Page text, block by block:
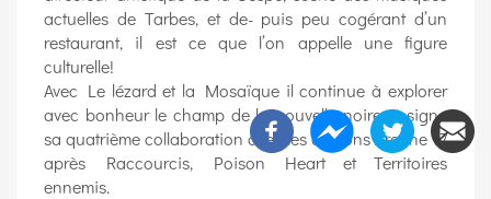
actuelles de Tarbes, et de- puis peu cogérant d’un
restaurant, il est ce que l’on appelle une figure
culturelle!
Avec Le lézard et la Mosaïque il continue à explorer
avec bonheur le champ de la nouvelle noire et signe
sa quatrième collaboration avec les éditions Arcane 17
après Raccourcis, Poison Heart et Territoires
ennemis.